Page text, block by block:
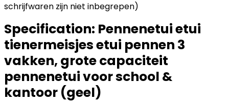
schrijfwaren zijn niet inbegrepen)
Specification: Pennenetui etui
tienermeisjes etui pennen 3
vakken, grote capaciteit
pennenetui voor school &
kantoor (geel)